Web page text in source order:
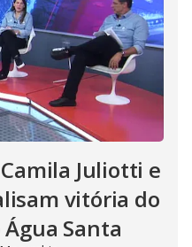
Camila Juliotti e
vitória do
Água Santa